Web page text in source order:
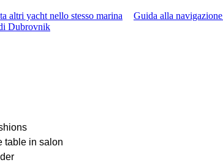
altri yacht nello stesso marina Guida alla
Dubrovnik
table in salon